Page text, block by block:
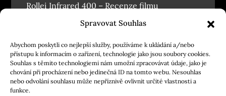
Spravovat Souhlas
Abychom poskytli co nejlepší služby, používáme k ukládání a/nebo
přístupu k informacím o zařízení, technologie jako jsou soubory cookies.
Souhlas s těmito technologiemi nám umožní zpracovávat údaje, jako je
chování při procházení nebo jedinečná ID na tomto webu. Nesouhlas
nebo odvolání souhlasu může nepříznivě ovlivnit určité vlastnosti a
funkce.
Rollei Infrared 400 – Recenze filmu
Závodský masopust 2026